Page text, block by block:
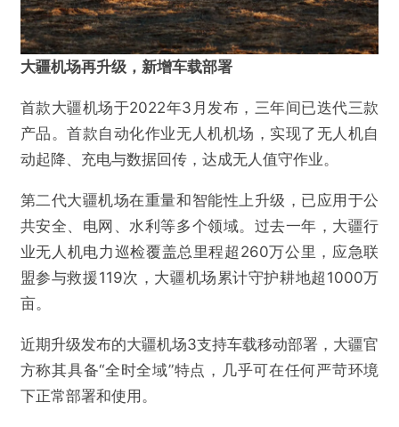
大疆机场再升级，新增车载部署
首款大疆机场于2022年3月发布，三年间已迭代三款
产品。首款自动化作业无人机机场，实现了无人机自
动起降、充电与数据回传，达成无人值守作业。
第二代大疆机场在重量和智能性上升级，已应用于公
共安全、电网、水利等多个领域。过去一年，大疆行
业无人机电力巡检覆盖总里程超260万公里，应急联
盟参与救援119次，大疆机场累计守护耕地超1000万
亩。
近期升级发布的大疆机场3支持车载移动部署，大疆官
方称其具备“全时全域”特点，几乎可在任何严苛环境
下正常部署和使用。